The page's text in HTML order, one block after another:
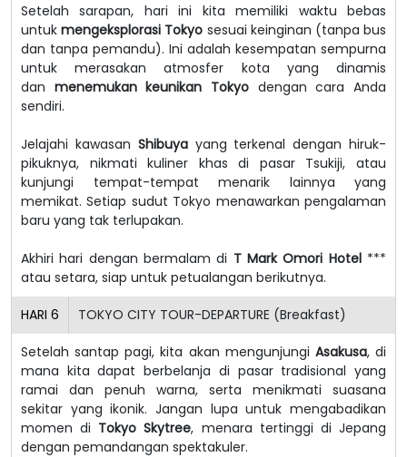
Setelah sarapan, hari ini kita memiliki waktu bebas
untukmengeksplorasi Tokyo sesuai keinginan (tanpa bus
dan tanpa pemandu). Ini adalah kesempatan sempurna
untuk merasakan atmosfer kota yang dinamis
dan menemukan keunikan Tokyo dengan cara Anda
sendiri.
Jelajahi kawasan Shibuyayang terkenal dengan hiruk-
pikuknya, nikmati kuliner khas di pasar Tsukiji, atau
kunjungi tempat-tempat menarik lainnya yang
memikat. Setiap sudut Tokyo menawarkan pengalaman
baru yang tak terlupakan.
Akhiri hari dengan bermalam di T Mark Omori Hotel ***
atau setara, siap untuk petualangan berikutnya.
HARI 6 TOKYO CITY TOUR-DEPARTURE (Breakfast)
Setelah santap pagi, kita akan mengunjungi Asakusa, di
mana kita dapat berbelanja di pasar tradisional yang
ramai dan penuh warna, serta menikmati suasana
sekitar yang ikonik. Jangan lupa untuk mengabadikan
momen di Tokyo Skytree, menara tertinggi di Jepang
dengan pemandangan spektakuler.